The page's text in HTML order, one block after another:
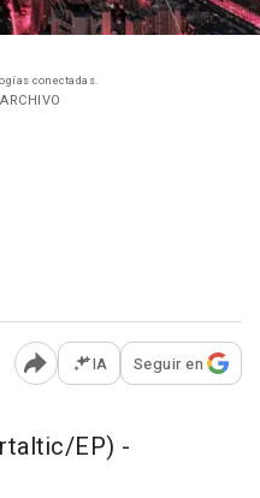
conectadas.
Abrir opciones para
IA Seguir en
EP) -